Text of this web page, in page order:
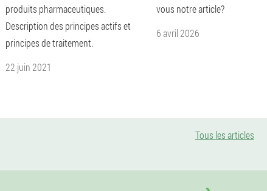
produits pharmaceutiques.
Description des principes actifs et
principes de traitement.
22 juin 2021
vous notre article?
6 avril 2026
Tous les articles